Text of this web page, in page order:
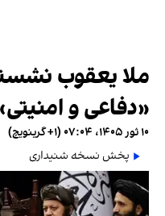
ملا یعقوب
«دفاعی و
۱۰ ثور ۱۴۰۵، ۰۷:۰۴ (‎+۱ گرینویچ)
پخش نسخه شنیداری